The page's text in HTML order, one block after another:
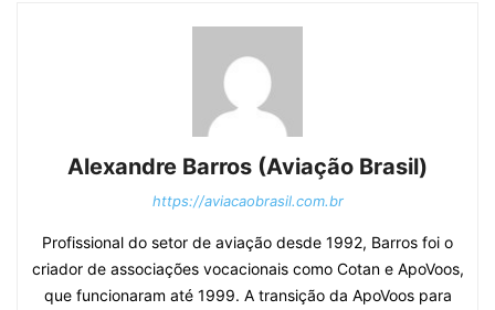
Alexandre Barros (Aviação Brasil)
https://aviacaobrasil.com.br
Profissional do setor de aviação desde 1992, Barros foi o
criador de associações vocacionais como Cotan e ApoVoos,
que funcionaram até 1999. A transição da ApoVoos para